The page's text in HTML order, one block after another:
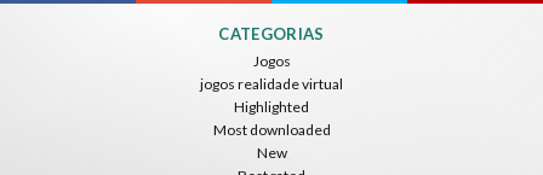
CATEGORIAS
Jogos
jogos realidade virtual
Highlighted
Most downloaded
New